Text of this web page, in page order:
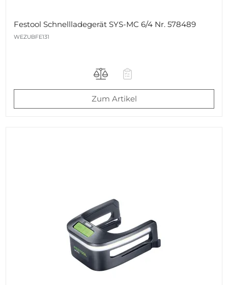
Festool Schnellladegerät SYS-MC 6/4 Nr. 578489
WEZUBFE131
Zum Artikel